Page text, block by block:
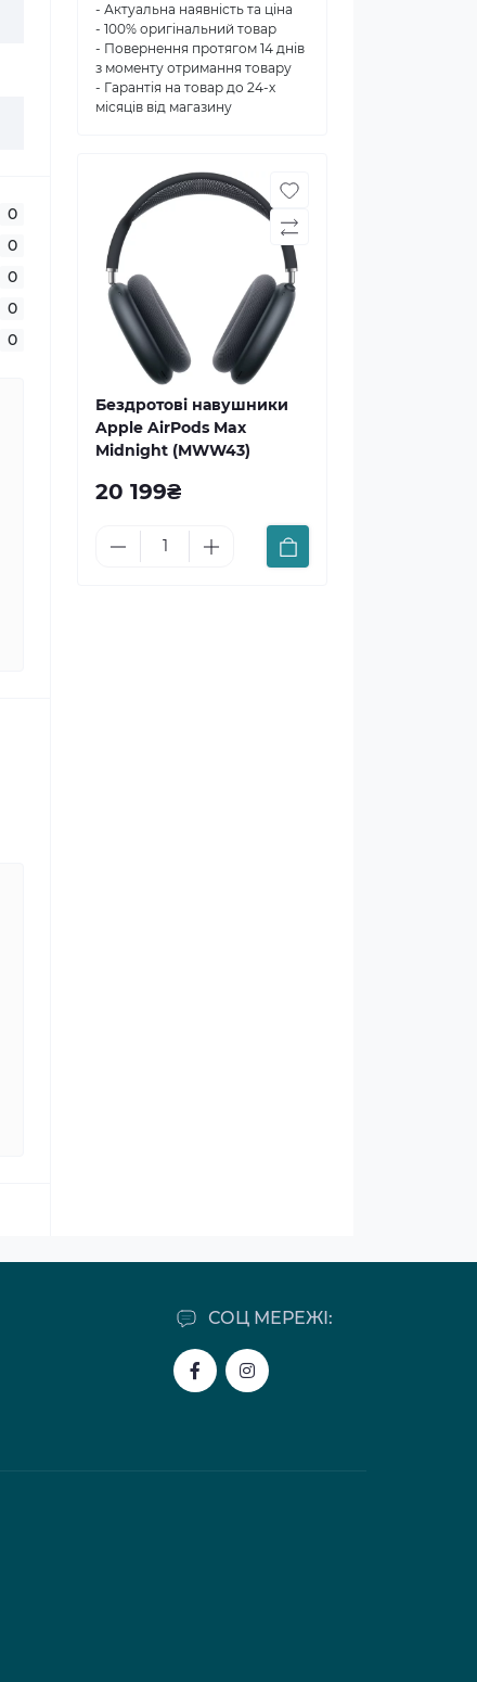
0
0
0
0
0
- Актуальна наявність та ціна
- 100% оригінальний товар
- Повернення протягом 14 днів
з моменту отримання товару
- Гарантія на товар до 24-х
місяців від магазину
Бездротові навушники
Apple AirPods Max
Midnight (MWW43)
20 199₴
СОЦ МЕРЕЖІ: